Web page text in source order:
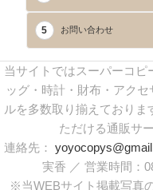
5 お問い合わせ
当サイトではスーパーコ
ッグ・時計・財布・アク
ルを多数取り揃えており
ただける通販サ
連絡先：
実香 ／ 営業時間：
※当WEBサイト掲載写真